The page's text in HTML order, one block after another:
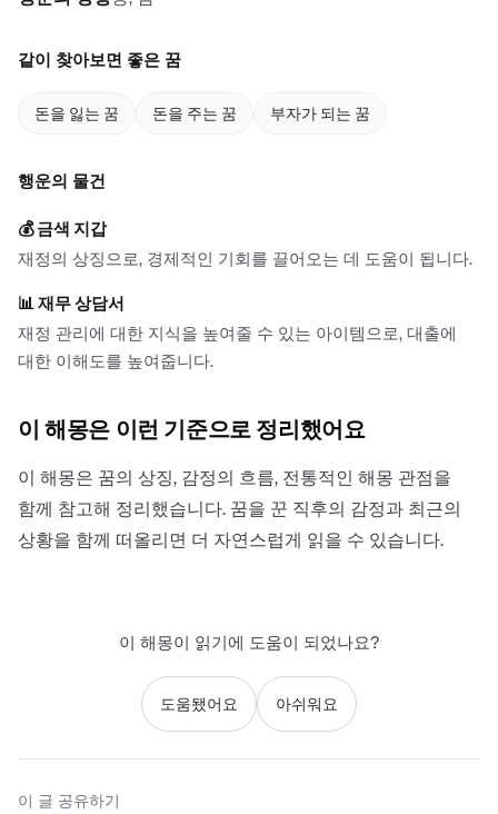
같이 찾아보면 좋은 꿈
돈을 잃는 꿈 돈을 주는 꿈 부자가 되는 꿈
행운의 물건
💰금색 지갑
재정의 상징으로, 경제적인 기회를 끌어오는 데 도움이 됩니다.
📊 재무 상담서
재정 관리에 대한 지식을 높여줄 수 있는 아이템으로, 대출에
대한 이해도를 높여줍니다.
이 해몽은 이런 기준으로 정리했어요
이 해몽은 꿈의 상징, 감정의 흐름, 전통적인 해몽 관점을
함께 참고해 정리했습니다. 꿈을 꾼 직후의 감정과 최근의
상황을 함께 떠올리면 더 자연스럽게 읽을 수 있습니다.
이 해몽이 읽기에 도움이 되었나요?
도움됐어요 아쉬워요
이 글 공유하기